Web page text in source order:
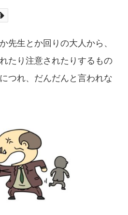
先生とか回りの大人から、
たり注意されたりするもの
つれ、だんだんと言われな